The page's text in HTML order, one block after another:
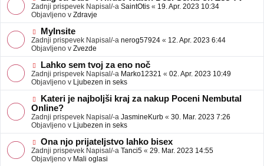
e
b
j
a
v
e
o
v
e
o
b
j
a
v
e
Zadnji prispevek Napisal/-a SaintOtis « 19. Apr. 2023 10:34
Objavljeno v Zdravje
N
o
v
e
o
b
j
a
v
e
MyInsite
Zadnji prispevek Napisal/-a nerog57924 « 12. Apr. 2023 6:44
Objavljeno v Zvezde
N
o
v
e
o
b
j
a
v
e
Lahko sem tvoj za eno noč
Zadnji prispevek Napisal/-a Marko12321 « 02. Apr. 2023 10:49
Objavljeno v Ljubezen in seks
N
o
v
e
o
b
j
a
v
Kateri je najboljši kraj za nakup Poceni Nembutal
Online?
Zadnji prispevek Napisal/-a JasmineKurb « 30. Mar. 2023 7:26
Objavljeno v Ljubezen in seks
N
o
v
Ona njo prijateljstvo lahko bisex
Zadnji prispevek Napisal/-a Tanci5 « 29. Mar. 2023 14:55
Objavljeno v Mali oglasi